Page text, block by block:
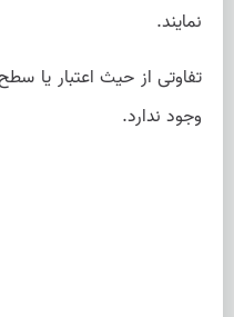
نمایند.
تفاوتی از حیث اعتبار یا
وجود ندارد.